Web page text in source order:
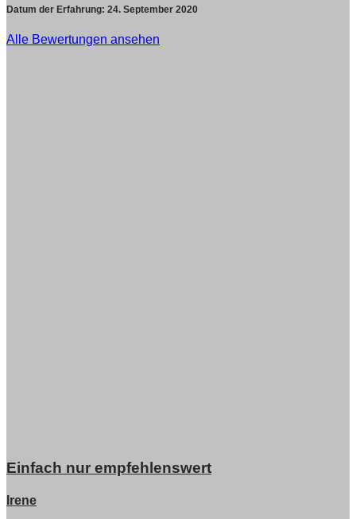
Datum der Erfahrung: 24. September 2020
Alle Bewertungen ansehen
Einfach nur empfehlenswert
Irene